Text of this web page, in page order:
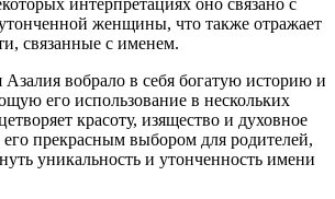
интерпретациях оно связано с
женщины, что также отражает
связанные с именем.
вобрало в себя богатую историю и
его использование в нескольких
красоту, изящество и духовное
его прекрасным выбором для родителей,
уникальность и утонченность имени